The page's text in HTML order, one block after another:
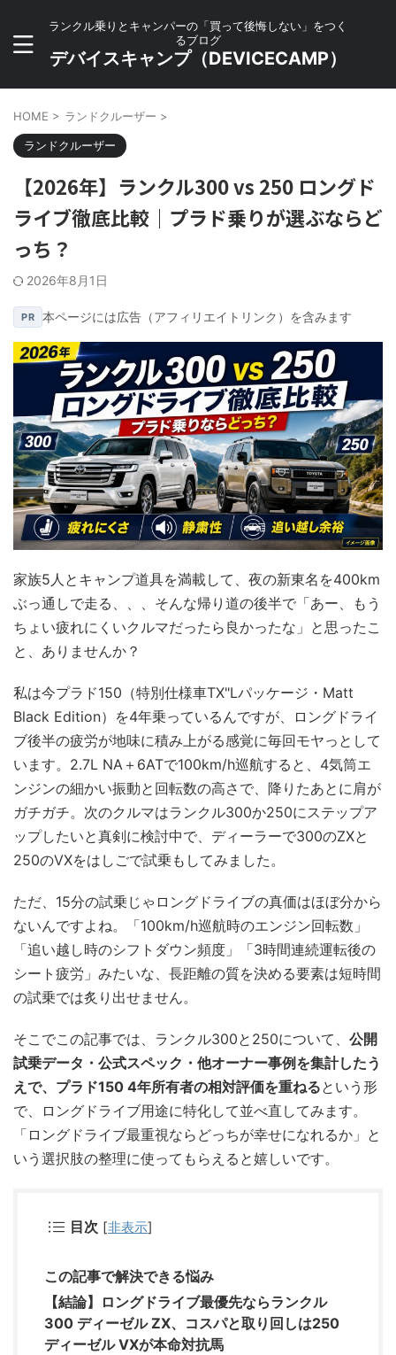
ランクル乗りとキャンパーの「買って後悔しない」をつく
るブログ
デバイスキャンプ（DEVICECAMP）
HOME > ランドクルーザー >
ランドクルーザー
【2026年】ランクル300 vs 250 ロングド
ライブ徹底比較｜プラド乗りが選ぶならど
っち？
2026年8月1日
PR 本ページには広告（アフィリエイトリンク）を含みます
家族5人とキャンプ道具を満載して、夜の新東名を400km
ぶっ通しで走る、、、そんな帰り道の後半で「あー、もう
ちょい疲れにくいクルマだったら良かったな」と思ったこ
と、ありませんか？
私は今プラド150（特別仕様車TX"Lパッケージ・Matt
Black Edition）を4年乗っているんですが、ロングドライ
ブ後半の疲労が地味に積み上がる感覚に毎回モヤっとして
います。2.7L NA＋6ATで100km/h巡航すると、4気筒エ
ンジンの細かい振動と回転数の高さで、降りたあとに肩が
ガチガチ。次のクルマはランクル300か250にステップア
ップしたいと真剣に検討中で、ディーラーで300のZXと
250のVXをはしごで試乗もしてみました。
ただ、15分の試乗じゃロングドライブの真価はほぼ分から
ないんですよね。「100km/h巡航時のエンジン回転数」
「追い越し時のシフトダウン頻度」「3時間連続運転後の
シート疲労」みたいな、長距離の質を決める要素は短時間
の試乗では炙り出せません。
そこでこの記事では、ランクル300と250について、 公開
試乗データ・公式スペック・他オーナー事例を集計したう
えで、プラド150 4年所有者の相対評価を重ねるという形
で、ロングドライブ用途に特化して並べ直してみます。
「ロングドライブ最重視ならどっちが幸せになれるか」と
いう選択肢の整理に使ってもらえると嬉しいです。
目次 [非表示]
この記事で解決できる悩み
【結論】ロングドライブ最優先ならランクル
300 ディーゼル ZX、コスパと取り回しは250
ディーゼル VXが本命対抗馬